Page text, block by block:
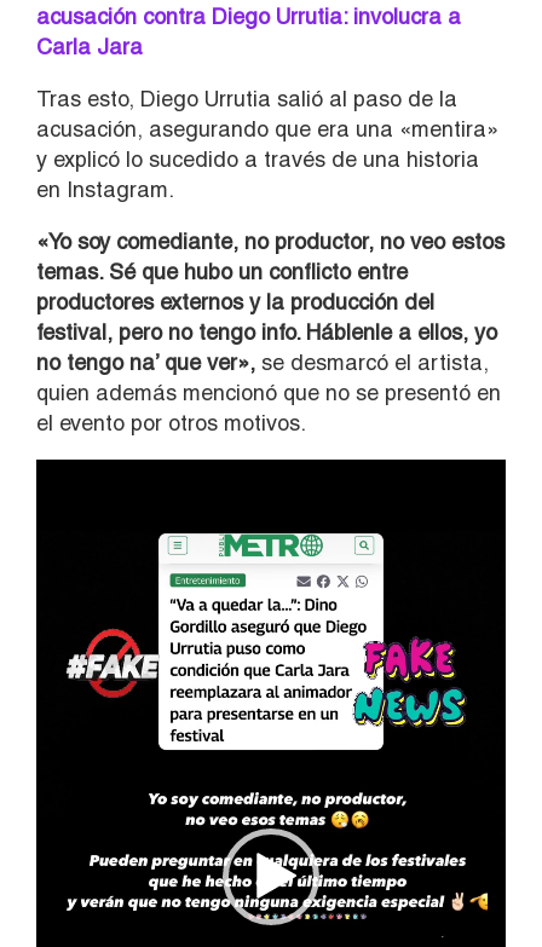
acusación contra Diego Urrutia: involucra a
Carla Jara
Tras esto, Diego Urrutia salió al paso de la
acusación, asegurando que era una «mentira»
y explicó lo sucedido a través de una historia
en Instagram.
«Yo soy comediante, no productor, no veo estos
temas. Sé que hubo un conflicto entre
productores externos y la producción del
festival, pero no tengo info. Háblenle a ellos, yo
no tengo na’ que ver», se desmarcó el artista,
quien además mencionó que no se presentó en
el evento por otros motivos.